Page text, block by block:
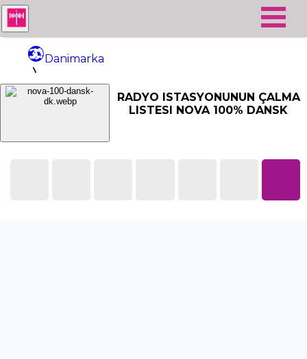
Danimarka
NOVA 100% DanskRADYO ISTASYONUNUN ÇALMA
LISTESI NOVA 100% DANSK